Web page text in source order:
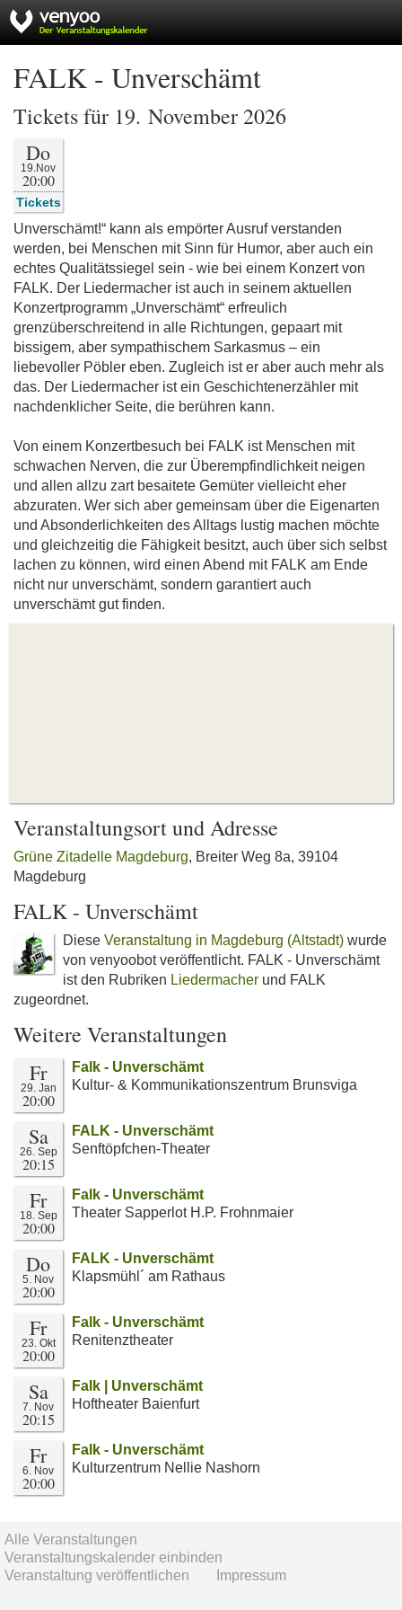
FALK - Unverschämt
Tickets für 19. November 2026
Do
19.Nov
20:00
Tickets
Unverschämt!“ kann als empörter Ausruf verstanden
werden, bei Menschen mit Sinn für Humor, aber auch ein
echtes Qualitätssiegel sein - wie bei einem Konzert von
FALK. Der Liedermacher ist auch in seinem aktuellen
Konzertprogramm „Unverschämt“ erfreulich
grenzüberschreitend in alle Richtungen, gepaart mit
bissigem, aber sympathischem Sarkasmus – ein
liebevoller Pöbler eben. Zugleich ist er aber auch mehr als
das. Der Liedermacher ist ein Geschichtenerzähler mit
nachdenklicher Seite, die berühren kann.
Von einem Konzertbesuch bei FALK ist Menschen mit
schwachen Nerven, die zur Überempfindlichkeit neigen
und allen allzu zart besaitete Gemüter vielleicht eher
abzuraten. Wer sich aber gemeinsam über die Eigenarten
und Absonderlichkeiten des Alltags lustig machen möchte
und gleichzeitig die Fähigkeit besitzt, auch über sich selbst
lachen zu können, wird einen Abend mit FALK am Ende
nicht nur unverschämt, sondern garantiert auch
unverschämt gut finden.
Veranstaltungsort und Adresse
Grüne Zitadelle Magdeburg, Breiter Weg 8a, 39104
Magdeburg
FALK - Unverschämt
Diese Veranstaltung in Magdeburg (Altstadt) wurde
von venyoobot veröffentlicht. FALK - Unverschämt
ist den Rubriken Liedermacher und FALK
zugeordnet.
Weitere Veranstaltungen
Fr
29. Jan
20:00
Falk - Unverschämt
Kultur- & Kommunikationszentrum Brunsviga
Sa
26. Sep
20:15
FALK - Unverschämt
Senftöpfchen-Theater
Fr
18. Sep
20:00
Falk - Unverschämt
Theater Sapperlot H.P. Frohnmaier
Do
5. Nov
20:00
FALK - Unverschämt
Klapsmühl´ am Rathaus
Fr
23. Okt
20:00
Falk - Unverschämt
Renitenztheater
Sa
7. Nov
20:15
Falk | Unverschämt
Hoftheater Baienfurt
Fr
6. Nov
20:00
Falk - Unverschämt
Kulturzentrum Nellie Nashorn
Alle Veranstaltungen
Veranstaltungskalender einbinden
Veranstaltung veröffentlichen
Impressum